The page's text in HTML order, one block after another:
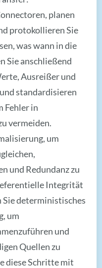
planen
protokollieren Sie
was wann in die
Sie anschließend
Ausreißer und
standardisieren
Fehler in
vermeiden.
um
und Redundanz zu
Integrität
deterministisches
um
und
Quellen zu
diese Schritte mit